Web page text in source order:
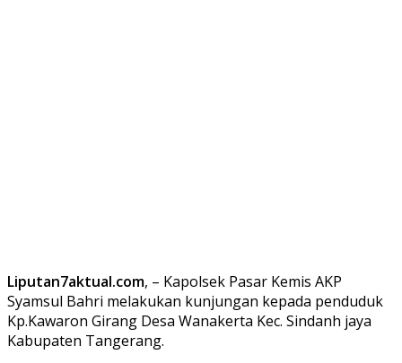
Liputan7aktual.com, – Kapolsek Pasar Kemis AKP
Syamsul Bahri melakukan kunjungan kepada penduduk
Kp.Kawaron Girang Desa Wanakerta Kec. Sindanh jaya
Kabupaten Tangerang.